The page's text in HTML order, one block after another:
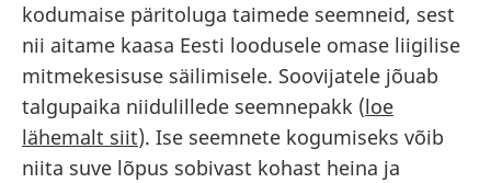
kodumaise päritoluga taimede seemneid, sest
nii aitame kaasa Eesti loodusele omase liigilise
mitmekesisuse säilimisele. Soovijatele jõuab
talgupaika niidulillede seemnepakk (loe
lähemalt siit). Ise seemnete kogumiseks võib
niita suve lõpus sobivast kohast heina ja